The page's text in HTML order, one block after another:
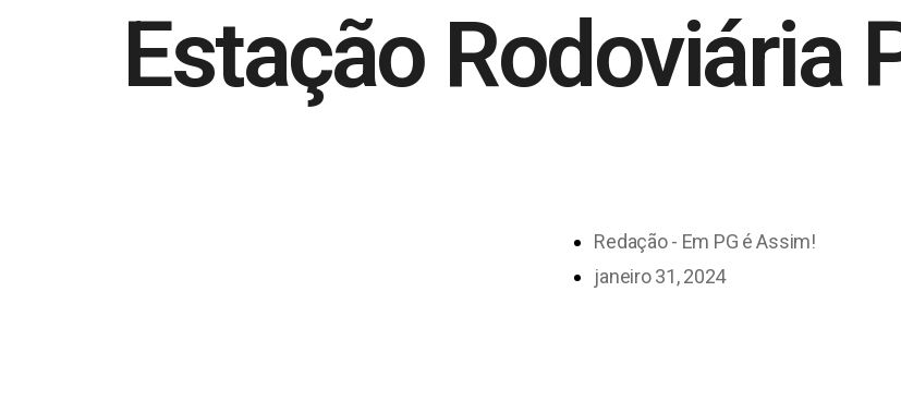
Estação Rodoviária
Redação - Em PG é Assim!
janeiro 31, 2024